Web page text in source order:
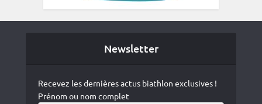
Newsletter
Recevez les dernières actus biathlon exclusives !
Prénom ou nom complet